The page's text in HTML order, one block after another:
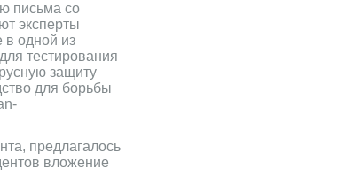
письма со
эксперты
в одной из
тестирования
защиту
для борьбы
предлагалось
вложение